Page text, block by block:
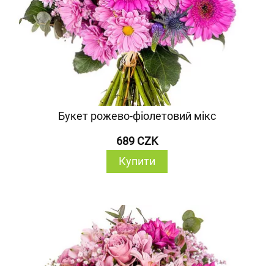
Букет рожево-фіолетовий мікс
689 CZK
Купити